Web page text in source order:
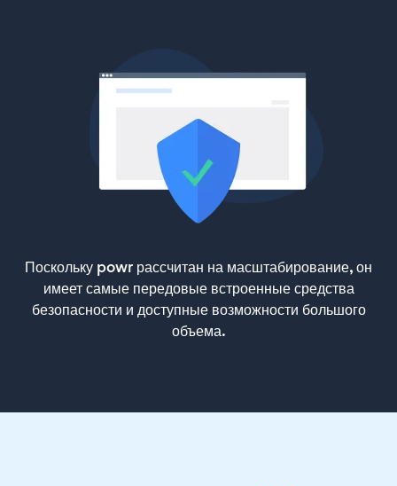
Поскольку powr рассчитан на масштабирование, он
имеет самые передовые встроенные средства
безопасности и доступные возможности большого
объема.